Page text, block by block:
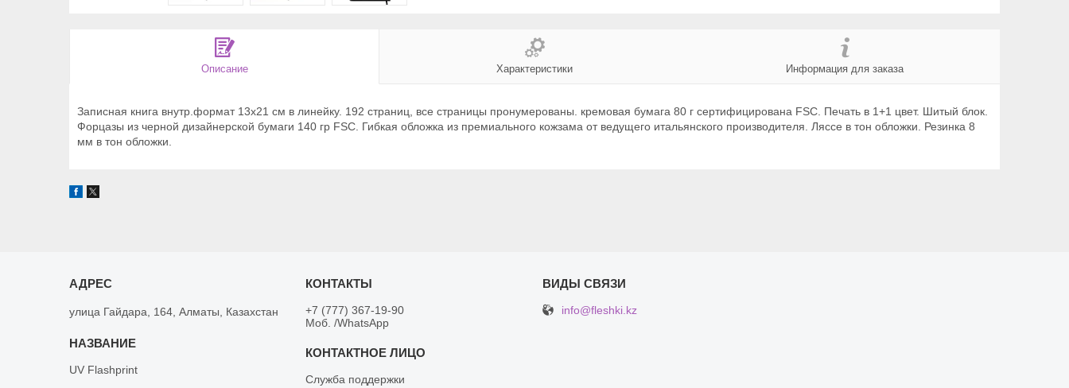
Описание Характеристики Информация для заказа
Записная книга внутр.формат 13х21 см в линейку. 192 страниц, все страницы пронумерованы. кремовая бумага 80 г сертифицирована FSC. Печать в 1+1 цвет. Шитый блок.
Форцазы из черной дизайнерской бумаги 140 гр FSC. Гибкая обложка из премиального кожзама от ведущего итальянского производителя. Ляссе в тон обложки. Резинка 8
мм в тон обложки.
улица Гайдара, 164, Алматы, Казахстан
UV Flashprint
+7 (777) 367-19-90
Моб. /WhatsApp
Служба поддержки
info@fleshki.kz